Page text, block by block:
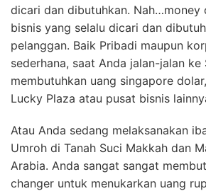
dicari dan dibutuhkan. Nah…money
bisnis yang selalu dicari dan
pelanggan. Baik Pribadi maupun
sederhana, saat Anda jalan-jalan ke
membutuhkan uang singapore
Lucky Plaza atau pusat bisnis
Atau Anda sedang melaksanakan
Umroh di Tanah Suci Makkah dan
Arabia. Anda sangat sangat
changer untuk menukarkan uang